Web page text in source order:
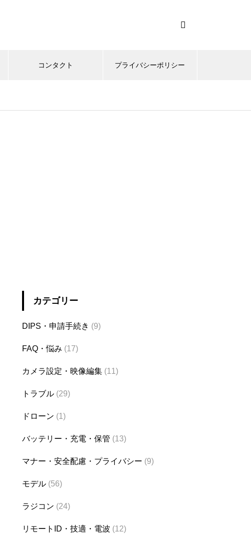
コンタクト プライバシーポリシー
カテゴリー
DIPS・申請手続き (9)
FAQ・悩み (17)
カメラ設定・映像編集 (11)
トラブル (29)
ドローン (1)
バッテリー・充電・保管 (13)
マナー・安全配慮・プライバシー (9)
モデル (56)
ラジコン (24)
リモートID・技適・電波 (12)